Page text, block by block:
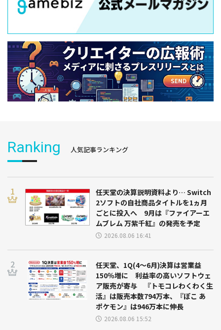
Ranking 人気記事ランキング
任天堂の決算説明資料より… Switch
2ソフトの自社商品タイトルを1ヵ月
ごとに投入へ 9月は『ファイアーエ
ムブレム 万紫千紅』の発売を予定
2026.08.06 16:41
任天堂、1Q(4～6月)決算は営業益
150％増に 利益率の高いソフトウェ
ア販売が寄与 『トモコレわくわく生
活』は販売本数794万本、『ぽこ あ
ポケモン』は946万本に伸長
2026.08.06 15:52